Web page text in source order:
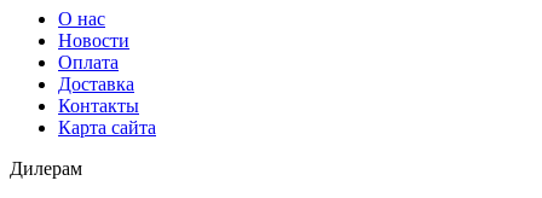
О нас
Новости
Оплата
Доставка
Контакты
Карта сайта
Дилерам